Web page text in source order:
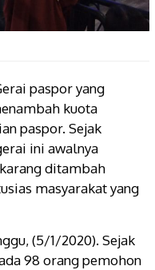
paspor yang
kuota
paspor. Sejak
ini awalnya
ditambah
masyarakat yang
(5/1/2020). Sejak
98 orang pemohon